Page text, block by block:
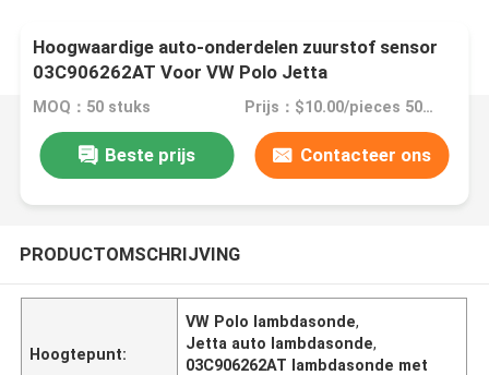
Hoogwaardige auto-onderdelen zuurstof sensor
03C906262AT Voor VW Polo Jetta
MOQ：50 stuks Prijs：$10.00/pieces 50-99 pieces
Beste prijs Contacteer ons
PRODUCTOMSCHRIJVING
Hoogtepunt:
VW Polo lambdasonde,
Jetta auto lambdasonde,
03C906262AT lambdasonde met